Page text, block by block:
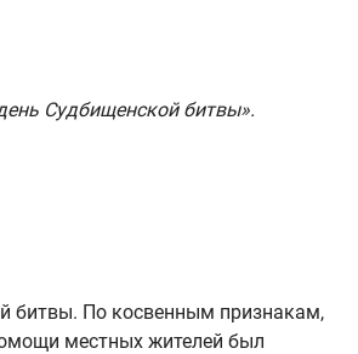
Судбищенской битвы».
битвы. По косвенным признакам,
местных жителей был